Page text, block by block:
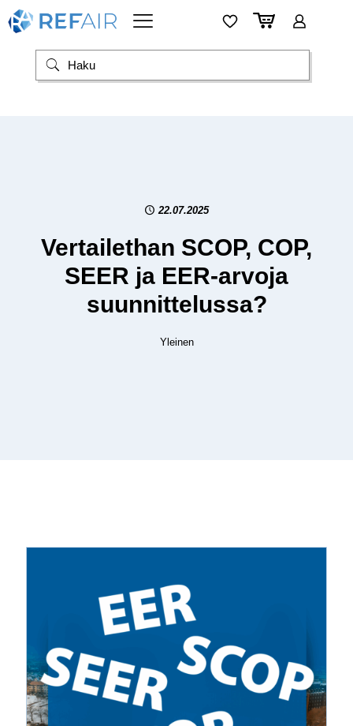
22.07.2025
Vertailethan SCOP, COP,
SEER ja EER-arvoja
suunnittelussa?
Yleinen